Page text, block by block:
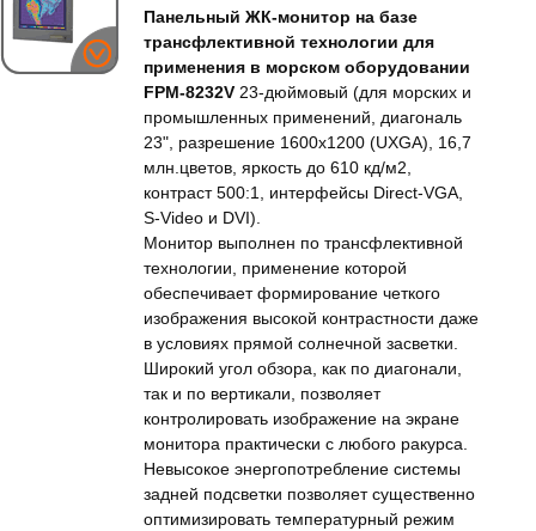
Панельный ЖК-монитор на базе
трансфлективной технологии для
применения в морском оборудовании
FPM-8232V 23-дюймовый (для морских и
промышленных применений, диагональ
23", разрешение 1600x1200 (UXGA), 16,7
млн.цветов, яркость до 610 кд/м2,
контраст 500:1, интерфейсы Direct-VGA,
S-Video и DVI).
Монитор выполнен по трансфлективной
технологии, применение которой
обеспечивает формирование четкого
изображения высокой контрастности даже
в условиях прямой солнечной засветки.
Широкий угол обзора, как по диагонали,
так и по вертикали, позволяет
контролировать изображение на экране
монитора практически с любого ракурса.
Невысокое энергопотребление системы
задней подсветки позволяет существенно
оптимизировать температурный режим